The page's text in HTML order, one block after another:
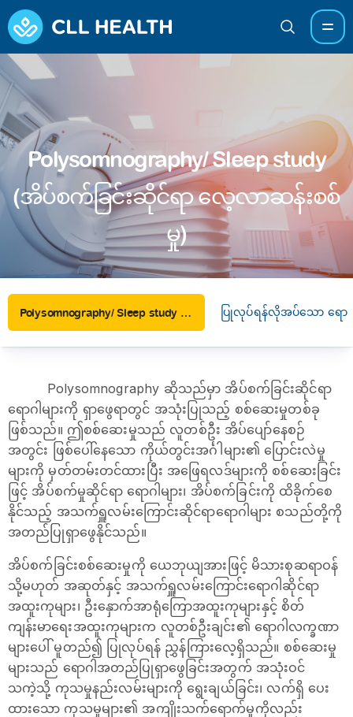
Polysomnography/ Sleep study
(အိပ်စက်ခြင်းဆိုင်ရာ လေ့လာဆန်းစစ်
မှု)
Polysomnography/ Sleep study (အိပ်စက်ခြင်းဆိုင်ရာ လေ့လာဆန်းစစ်မှု) ပြုလုပ်ရန်လိုအပ်သော ရောဂ
Polysomnography ဆိုသည်မှာ အိပ်စက်ခြင်းဆိုင်ရာ
ရောဂါများကို ရှာဖွေရာတွင် အသုံးပြုသည့် စစ်ဆေးမှုတစ်ခု
ဖြစ်သည်။ ဤစစ်ဆေးမှုသည် လူတစ်ဦး အိပ်ပျော်နေစဉ်
အတွင်း ဖြစ်ပေါ်နေသော ကိုယ်တွင်းအင်္ဂါများ၏ ပြောင်းလဲမှု
များကို မှတ်တမ်းတင်ထားပြီး အဖြေရလဒ်များကို စစ်ဆေးခြင်း
ဖြင့် အိပ်စက်မှုဆိုင်ရာ ရောဂါများ၊ အိပ်စက်ခြင်းကို ထိခိုက်စေ
နိုင်သည့် အသက်ရှူလမ်းကြောင်းဆိုင်ရာရောဂါများ စသည်တို့ကို
အတည်ပြုရှာဖွေနိုင်သည်။
အိပ်စက်ခြင်းစစ်ဆေးမှုကို ယေဘုယျအားဖြင့် မိသားစုဆရာဝန်
သို့မဟုတ် အဆုတ်နှင့် အသက်ရှူလမ်းကြောင်းရောဂါဆိုင်ရာ
အထူးကုများ၊ ဦးနှောက်အာရုံကြောအထူးကုများနှင့် စိတ်
ကျန်းမာ‌ရေးအထူးကုများက လူတစ်ဦးချင်း၏ ရောဂါလက္ခဏာ
များပေါ် မူတည်၍ ပြုလုပ်ရန် ညွှန်ကြားလေ့ရှိသည်။ စစ်ဆေးမှု
များသည် ရောဂါအတည်ပြုရှာဖွေခြင်းအတွက် အသုံးဝင်
သကဲ့သို့ ကုသမှုနည်းလမ်းများကို ‌‌ရွေးချယ်ခြင်း၊ လက်ရှိ ပေး
ထားသော ကုသမှုများ၏ အကျိုးသက်‌ရောက်မှုကိုလည်း